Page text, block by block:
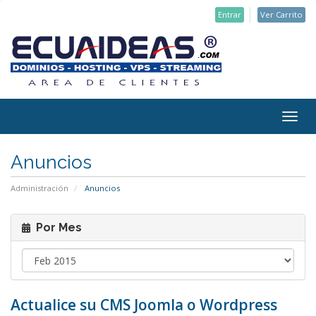
Entrar Ver Carrito
Anuncios
Administración Anuncios
Por Mes
Actualice su CMS Joomla o Wordpress